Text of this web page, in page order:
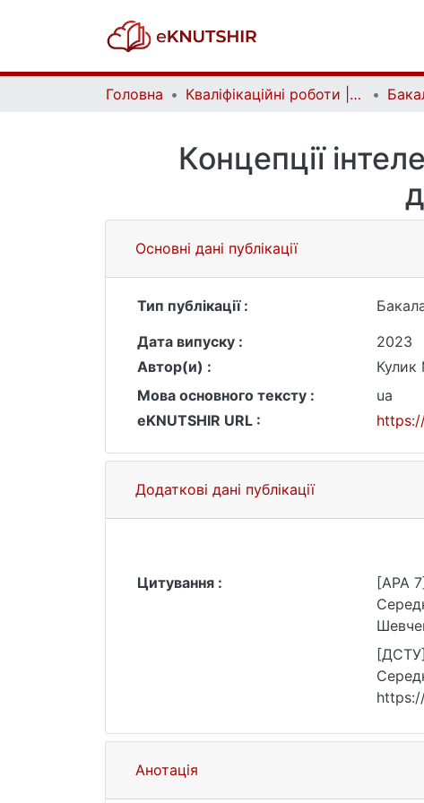
Головна Кваліфікаційні роботи | Qualifying works
Концепції
Основні дані публікації
Тип публікації :
Дата випуску :
2023
Автор(и) :
Мова основного тексту :
ua
eKNUTSHIR URL :
Додаткові дані публікації
Цитування :
[APA
[ДСТУ]
Анотація